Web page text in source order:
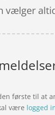
vælger
første til at
være logged